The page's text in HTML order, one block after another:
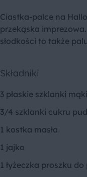
Ciastka-palce na
przekąska
słodkości to także
Składniki
3 płaskie szklanki mąki
3/4 szklanki cukru
1 kostka masła
1 jajko
1 łyżeczka proszku